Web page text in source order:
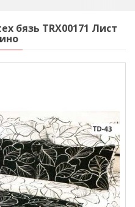
бязь TRX00171 Лист